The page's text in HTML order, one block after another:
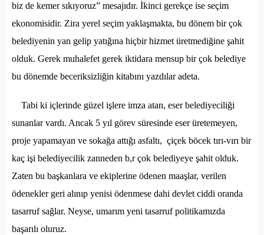
biz de kemer sıkıyoruz” mesajıdır. İkinci gerekçe ise seçim
ekonomisidir. Zira yerel seçim yaklaşmakta, bu dönem bir çok
belediyenin yan gelip yatığına hiçbir hizmet üretmediğine şahit
olduk. Gerek muhalefet gerek iktidara mensup bir çok belediye
bu dönemde beceriksizliğin kitabını yazdılar adeta.
Tabi ki içlerinde güzel işlere imza atan, eser belediyeciliği
sunanlar vardı. Ancak 5 yıl görev süresinde eser üretemeyen,
proje yapamayan ve sokağa attığı asfaltı, çiçek böcek tırı-vırı bir
kaç işi belediyecilik zanneden b,r çok belediyeye şahit olduk.
Zaten bu başkanlara ve ekiplerine ödenen maaşlar, verilen
ödenekler geri alınıp yenisi ödenmese dahi devlet ciddi oranda
tasarruf sağlar. Neyse, umarım yeni tasarruf politikamızda
başarılı oluruz.